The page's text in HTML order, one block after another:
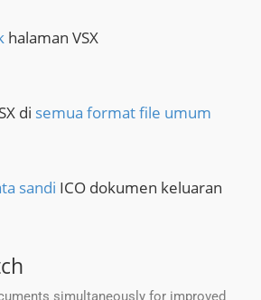
halaman VSX
di semua format file umum
sandi ICO dokumen keluaran
simultaneously for improved